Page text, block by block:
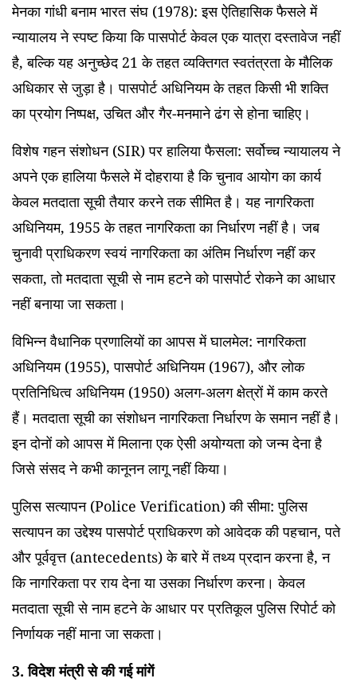
मेनका गांधी बनाम भारत संघ (1978): इस ऐतिहासिक फैसले में
न्यायालय ने स्पष्ट किया कि पासपोर्ट केवल एक यात्रा दस्तावेज नहीं
है, बल्कि यह अनुच्छेद 21 के तहत व्यक्तिगत स्वतंत्रता के मौलिक
अधिकार से जुड़ा है। पासपोर्ट अधिनियम के तहत किसी भी शक्ति
का प्रयोग निष्पक्ष, उचित और गैर-मनमाने ढंग से होना चाहिए।
विशेष गहन संशोधन (SIR) पर हालिया फैसला: सर्वोच्च न्यायालय ने
अपने एक हालिया फैसले में दोहराया है कि चुनाव आयोग का कार्य
केवल मतदाता सूची तैयार करने तक सीमित है। यह नागरिकता
अधिनियम, 1955 के तहत नागरिकता का निर्धारण नहीं है। जब
चुनावी प्राधिकरण स्वयं नागरिकता का अंतिम निर्धारण नहीं कर
सकता, तो मतदाता सूची से नाम हटने को पासपोर्ट रोकने का आधार
नहीं बनाया जा सकता।
विभिन्न वैधानिक प्रणालियों का आपस में घालमेल: नागरिकता
अधिनियम (1955), पासपोर्ट अधिनियम (1967), और लोक
प्रतिनिधित्व अधिनियम (1950) अलग-अलग क्षेत्रों में काम करते
हैं। मतदाता सूची का संशोधन नागरिकता निर्धारण के समान नहीं है।
इन दोनों को आपस में मिलाना एक ऐसी अयोग्यता को जन्म देना है
जिसे संसद ने कभी कानूनन लागू नहीं किया।
पुलिस सत्यापन (Police Verification) की सीमा: पुलिस
सत्यापन का उद्देश्य पासपोर्ट प्राधिकरण को आवेदक की पहचान, पते
और पूर्ववृत्त (antecedents) के बारे में तथ्य प्रदान करना है, न
कि नागरिकता पर राय देना या उसका निर्धारण करना। केवल
मतदाता सूची से नाम हटने के आधार पर प्रतिकूल पुलिस रिपोर्ट को
निर्णायक नहीं माना जा सकता।
3. विदेश मंत्री से की गई मांगें